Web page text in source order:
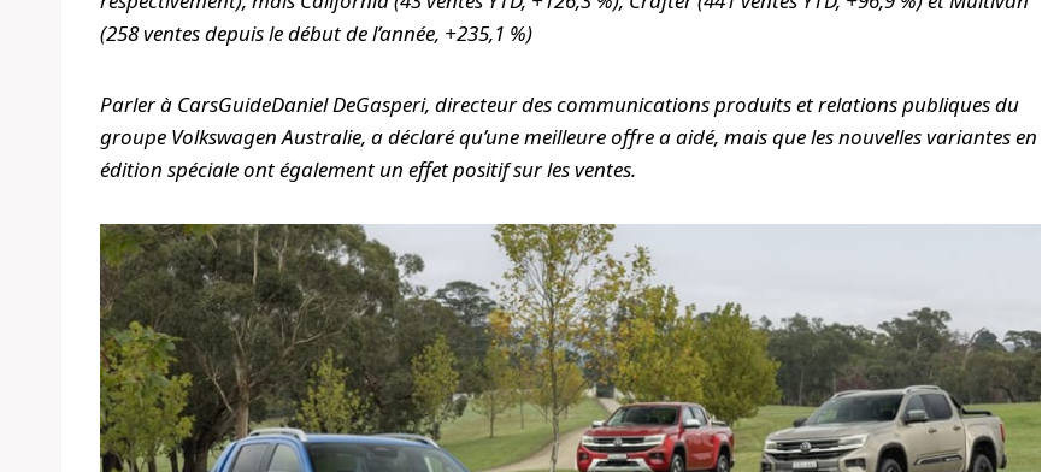
(258 ventes depuis le début de l’année, +235,1 %)
Parler à CarsGuideDaniel DeGasperi, directeur des communications produits et relations publiques du
groupe Volkswagen Australie, a déclaré qu’une meilleure offre a aidé, mais que les nouvelles variantes en
édition spéciale ont également un effet positif sur les ventes.